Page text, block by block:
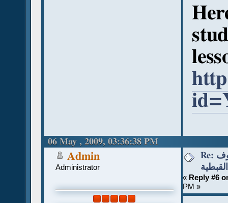
06 May , 2009, 03:36:38 PM
Admin
Administrator
Re: قواعد نطق الحروف
القبطية
« Reply #6
PM »